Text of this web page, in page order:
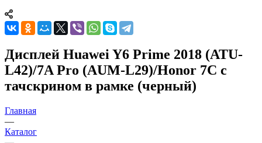
Дисплей Huawei Y6 Prime 2018 (ATU-
L42)/7A Pro (AUM-L29)/Honor 7C c
тачскрином в рамке (черный)
Главная
—
Каталог